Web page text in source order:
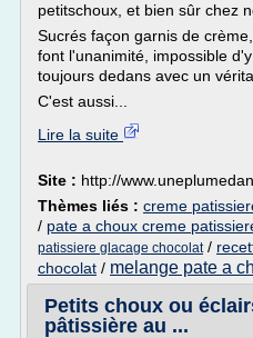
petitschoux, et bien sûr chez
Sucrés façon garnis de
font l'unanimité, impossible
toujours dedans avec un
C'est aussi...
Lire la suite
Site : http://
Thèmes liés : creme
/ pate a choux creme
patissiere glacage chocolat/
chocolat / melange pate a
Petits choux ou
pâtissière au ...